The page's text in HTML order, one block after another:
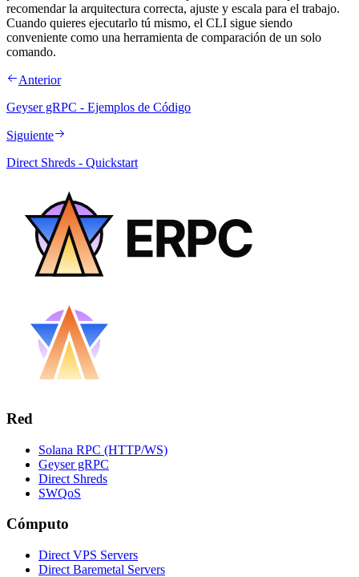
recomendar la arquitectura correcta, ajuste y escala para el trabajo.
Cuando quieres ejecutarlo tú mismo, el CLI sigue siendo
conveniente como una herramienta de comparación de un solo
comando.
Anterior
Geyser gRPC - Ejemplos de Código
Siguiente
Direct Shreds - Quickstart
Red
Solana RPC (HTTP/WS)
Geyser gRPC
Direct Shreds
SWQoS
Cómputo
Direct VPS Servers
Direct Baremetal Servers